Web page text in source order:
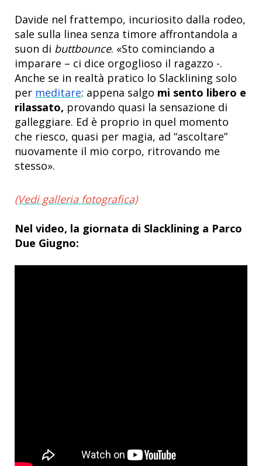
Davide nel frattempo, incuriosito dalla rodeo,
sale sulla linea senza timore affrontandola a
suon di buttbounce. «Sto cominciando a
imparare – ci dice orgoglioso il ragazzo -.
Anche se in realtà pratico lo Slacklining solo
per meditare: appena salgo mi sento libero e
rilassato, provando quasi la sensazione di
galleggiare. Ed è proprio in quel momento
che riesco, quasi per magia, ad “ascoltare”
nuovamente il mio corpo, ritrovando me
stesso».
(Vedi galleria fotografica)
Nel video, la giornata di Slacklining a Parco
Due Giugno: